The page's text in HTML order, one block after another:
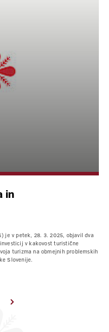
in
je v petek, 28. 3. 2025, objavil dva
v kakovost turistične
turizma na obmejnih problemskih
Slovenije.